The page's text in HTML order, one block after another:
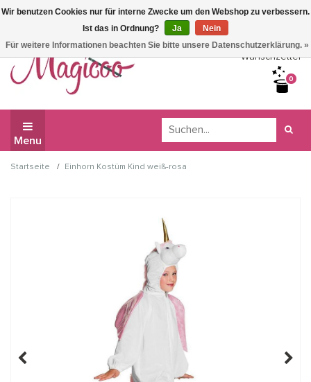
Wir haben Betriebsferien, daher können Sie derzeit nicht
bestellen.
Wunschzettel
0
Menu
Startseite / Einhorn Kostüm Kind weiß-rosa
Wir benutzen Cookies nur für interne Zwecke um den Webshop zu verbessern.
Ist das in Ordnung?
Ja
Nein
Für weitere Informationen beachten Sie bitte unsere Datenschutzerklärung. »